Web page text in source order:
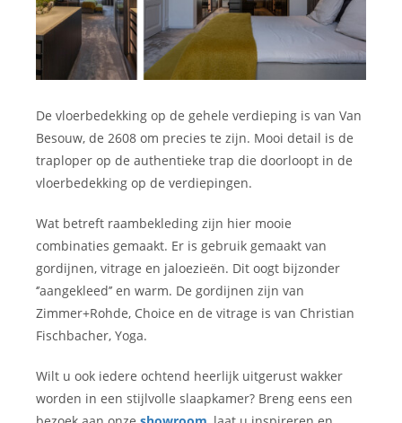
De vloerbedekking op de gehele verdieping is van Van
Besouw, de 2608 om precies te zijn. Mooi detail is de
traploper op de authentieke trap die doorloopt in de
vloerbedekking op de verdiepingen.
Wat betreft raambekleding zijn hier mooie
combinaties gemaakt. Er is gebruik gemaakt van
gordijnen, vitrage en jaloezieën. Dit oogt bijzonder
‘’aangekleed’’ en warm. De gordijnen zijn van
Zimmer+Rohde, Choice en de vitrage is van Christian
Fischbacher, Yoga.
Wilt u ook iedere ochtend heerlijk uitgerust wakker
worden in een stijlvolle slaapkamer? Breng eens een